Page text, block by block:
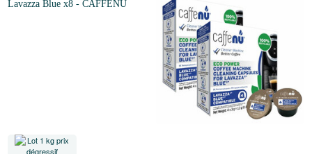
Lavazza Blue x8 - CAFFENU